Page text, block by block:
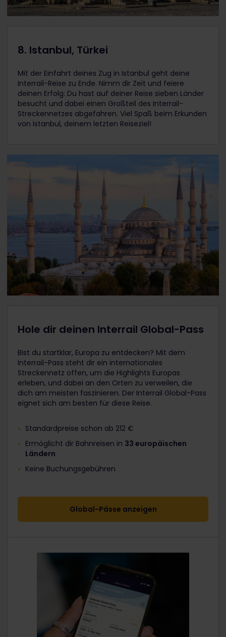
8. Istanbul, Türkei
Mit der Einfahrt deines Zug in Istanbul geht deine
Interrail-Reise zu Ende. Nimm dir Zeit und feiere
deinen Erfolg: Du hast auf deiner Reise sieben Länder
besucht und dabei einen Großteil des Interrail-
Streckennetzes abgefahren. Viel Spaß beim Erkunden
von Istanbul, deinem letzten Reiseziel!
Hole dir deinen Interrail Global-Pass
Bist du startklar, Europa zu entdecken? Mit dem
Interrail-Pass steht dir ein internationales
Streckennetz offen, um die Highlights Europas
erleben, und dabei an den Orten zu verweilen, die
dich am meisten faszinieren. Der Interrail Global-Pass
eignet sich am besten für diese Reise.
Standardpreise schon ab 212 €
Ermöglicht dir Bahnreisen in 33 europäischen
Ländern
Keine Buchungsgebühren
Global-Pässe anzeigen